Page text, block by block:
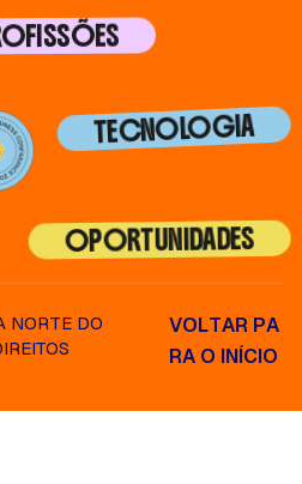
TECNOLOGIA
OPORTUNIDADES
NORTE DO
VOLTAR PA
RA O INÍCIO